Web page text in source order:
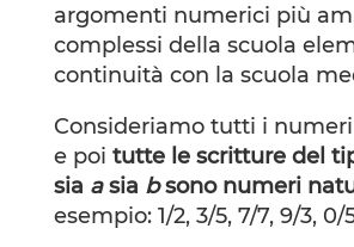
argomenti numerici più
complessi della scuola
continuità con la scuola
Consideriamo tutti i
e poi tutte le scritture del
sia asia bsono numeri
esempio: 1/2, 3/5, 7/7, 9/3, 0/